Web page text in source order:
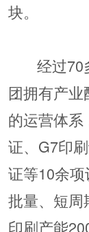
块。
经过70
团拥有产
的运营体系
证、G7印
证等10余
批量、短周
印刷产能